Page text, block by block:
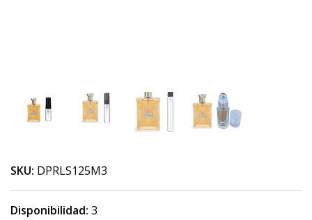
SKU: DPRLS125M3
Disponibilidad: 3